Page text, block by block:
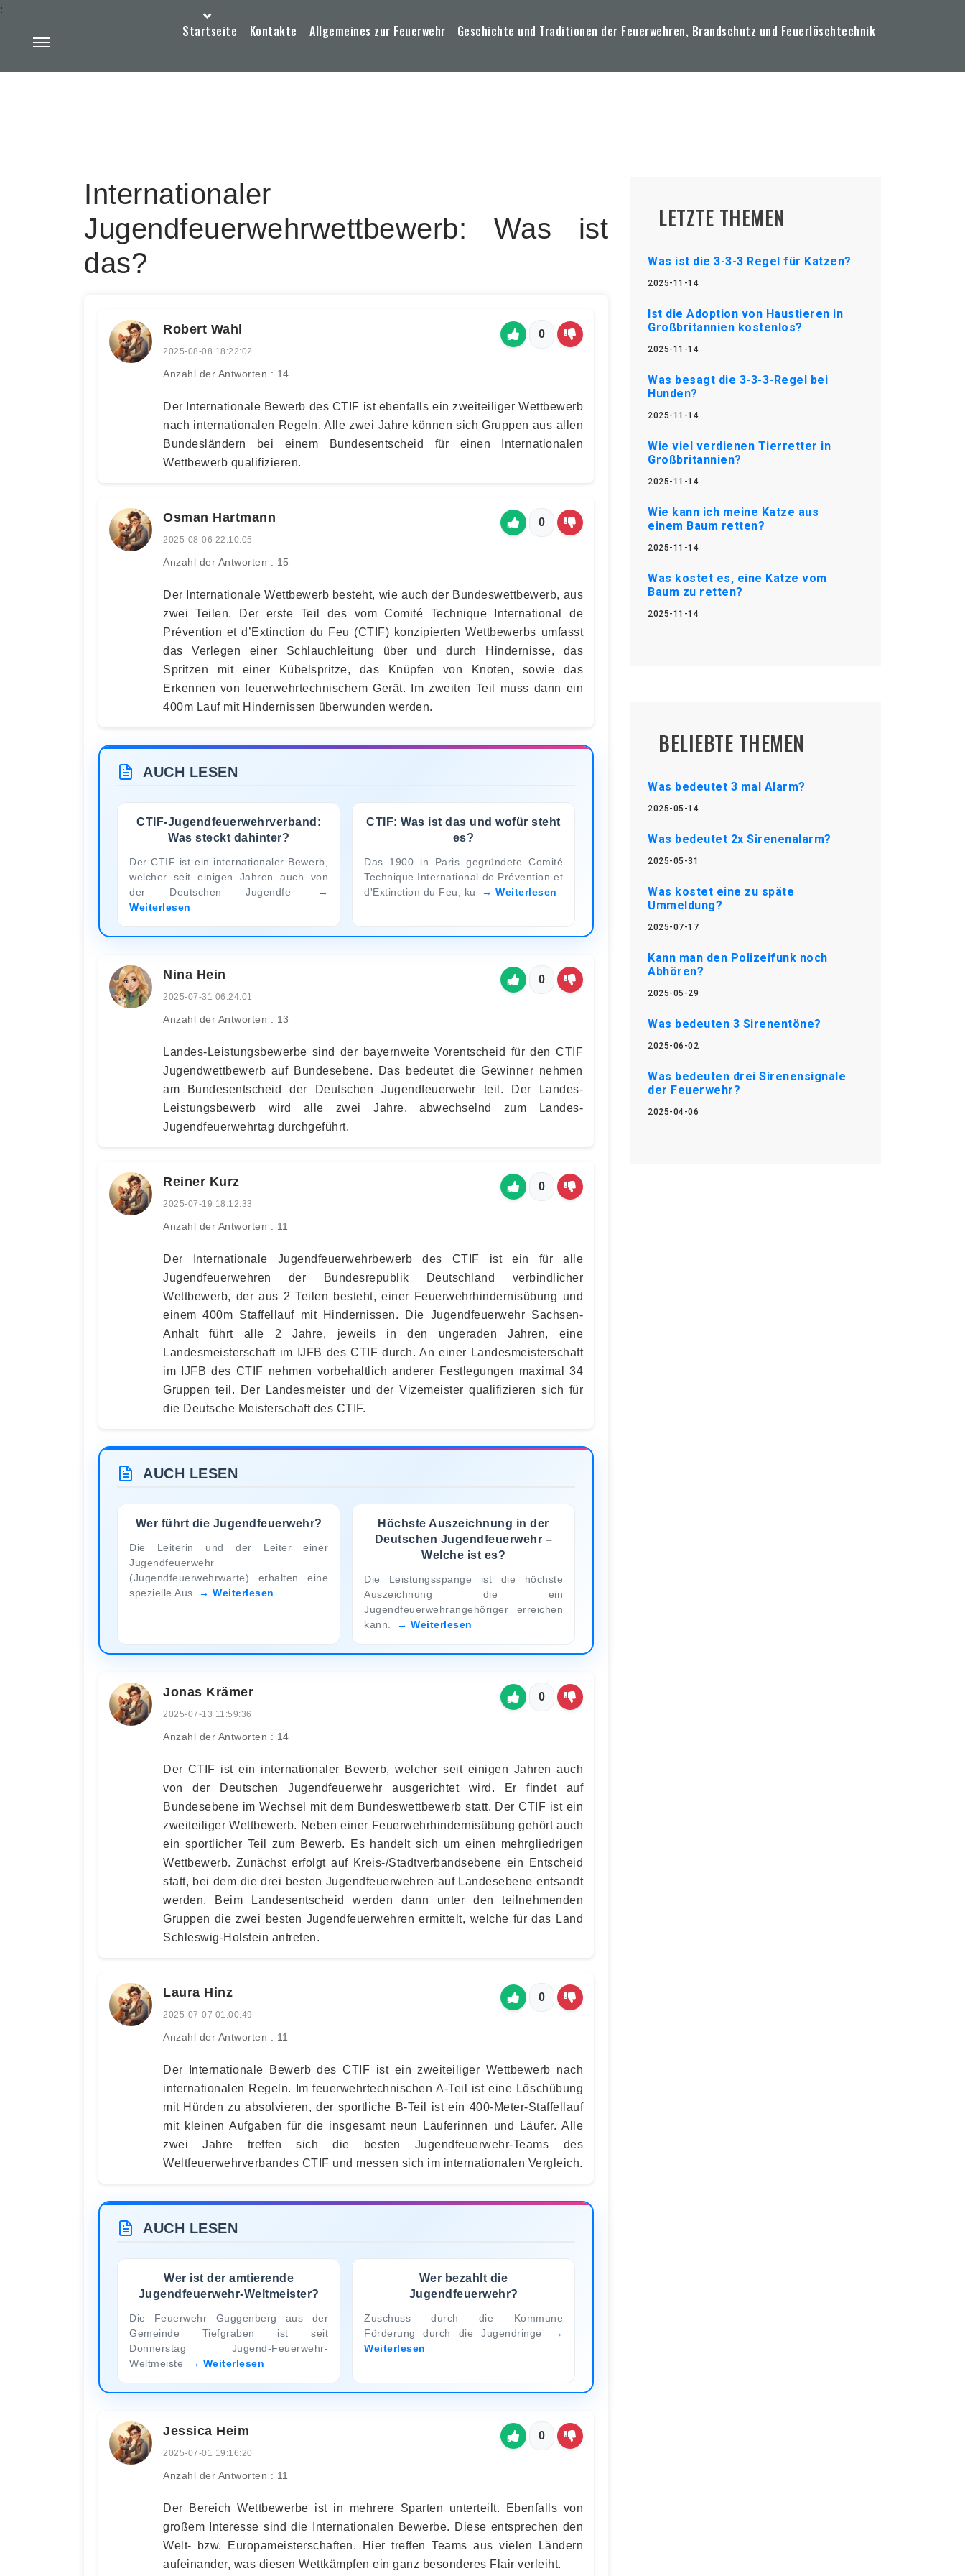
Startseite Kontakte Allgemeines zur Feuerwehr Geschichte und Traditionen der Feuerwehren, Brandschutz und Feuerlöschtechnik
:
Internationaler
Jugendfeuerwehrwettbewerb: Was ist
das?
Robert Wahl
2025-08-08 18:22:02
Anzahl der Antworten : 14
0
Der Internationale Bewerb des CTIF ist ebenfalls ein zweiteiliger Wettbewerb
nach internationalen Regeln. Alle zwei Jahre können sich Gruppen aus allen
Bundesländern bei einem Bundesentscheid für einen Internationalen
Wettbewerb qualifizieren.
Osman Hartmann
2025-08-06 22:10:05
Anzahl der Antworten : 15
0
Der Internationale Wettbewerb besteht, wie auch der Bundeswettbewerb, aus
zwei Teilen. Der erste Teil des vom Comité Technique International de
Prévention et d’Extinction du Feu (CTIF) konzipierten Wettbewerbs umfasst
das Verlegen einer Schlauchleitung über und durch Hindernisse, das
Spritzen mit einer Kübelspritze, das Knüpfen von Knoten, sowie das
Erkennen von feuerwehrtechnischem Gerät. Im zweiten Teil muss dann ein
400m Lauf mit Hindernissen überwunden werden.
AUCH LESEN
CTIF-Jugendfeuerwehrverband:
Was steckt dahinter?
Der CTIF ist ein internationaler Bewerb,
welcher seit einigen Jahren auch von
der Deutschen Jugendfe
Weiterlesen
CTIF: Was ist das und wofür steht
es?
Das 1900 in Paris gegründete Comité
Technique International de Prévention et
d'Extinction du Feu, ku
Weiterlesen
Nina Hein
2025-07-31 06:24:01
Anzahl der Antworten : 13
0
Landes-Leistungsbewerbe sind der bayernweite Vorentscheid für den CTIF
Jugendwettbewerb auf Bundesebene. Das bedeutet die Gewinner nehmen
am Bundesentscheid der Deutschen Jugendfeuerwehr teil. Der Landes-
Leistungsbewerb wird alle zwei Jahre, abwechselnd zum Landes-
Jugendfeuerwehrtag durchgeführt.
Reiner Kurz
2025-07-19 18:12:33
Anzahl der Antworten : 11
0
Der Internationale Jugendfeuerwehrbewerb des CTIF ist ein für alle
Jugendfeuerwehren der Bundesrepublik Deutschland verbindlicher
Wettbewerb, der aus 2 Teilen besteht, einer Feuerwehrhindernisübung und
einem 400m Staffellauf mit Hindernissen. Die Jugendfeuerwehr Sachsen-
Anhalt führt alle 2 Jahre, jeweils in den ungeraden Jahren, eine
Landesmeisterschaft im IJFB des CTIF durch. An einer Landesmeisterschaft
im IJFB des CTIF nehmen vorbehaltlich anderer Festlegungen maximal 34
Gruppen teil. Der Landesmeister und der Vizemeister qualifizieren sich für
die Deutsche Meisterschaft des CTIF.
AUCH LESEN
Wer führt die Jugendfeuerwehr?
Die Leiterin und der Leiter einer
Jugendfeuerwehr
(Jugendfeuerwehrwarte) erhalten eine
spezielle Aus
Weiterlesen
Höchste Auszeichnung in der
Deutschen Jugendfeuerwehr –
Welche ist es?
Die Leistungsspange ist die höchste
Auszeichnung die ein
Jugendfeuerwehrangehöriger erreichen
kann.
Weiterlesen
Jonas Krämer
2025-07-13 11:59:36
Anzahl der Antworten : 14
0
Der CTIF ist ein internationaler Bewerb, welcher seit einigen Jahren auch
von der Deutschen Jugendfeuerwehr ausgerichtet wird. Er findet auf
Bundesebene im Wechsel mit dem Bundeswettbewerb statt. Der CTIF ist ein
zweiteiliger Wettbewerb. Neben einer Feuerwehrhindernisübung gehört auch
ein sportlicher Teil zum Bewerb. Es handelt sich um einen mehrgliedrigen
Wettbewerb. Zunächst erfolgt auf Kreis-/Stadtverbandsebene ein Entscheid
statt, bei dem die drei besten Jugendfeuerwehren auf Landesebene entsandt
werden. Beim Landesentscheid werden dann unter den teilnehmenden
Gruppen die zwei besten Jugendfeuerwehren ermittelt, welche für das Land
Schleswig-Holstein antreten.
Laura Hinz
2025-07-07 01:00:49
Anzahl der Antworten : 11
0
Der Internationale Bewerb des CTIF ist ein zweiteiliger Wettbewerb nach
internationalen Regeln. Im feuerwehrtechnischen A-Teil ist eine Löschübung
mit Hürden zu absolvieren, der sportliche B-Teil ist ein 400-Meter-Staffellauf
mit kleinen Aufgaben für die insgesamt neun Läuferinnen und Läufer. Alle
zwei Jahre treffen sich die besten Jugendfeuerwehr-Teams des
Weltfeuerwehrverbandes CTIF und messen sich im internationalen Vergleich.
AUCH LESEN
Wer ist der amtierende
Jugendfeuerwehr-Weltmeister?
Die Feuerwehr Guggenberg aus der
Gemeinde Tiefgraben ist seit
Donnerstag Jugend-Feuerwehr-
Weltmeiste
Weiterlesen
Wer bezahlt die
Jugendfeuerwehr?
Zuschuss durch die Kommune
Förderung durch die Jugendringe
Weiterlesen
Jessica Heim
2025-07-01 19:16:20
Anzahl der Antworten : 11
0
Der Bereich Wettbewerbe ist in mehrere Sparten unterteilt. Ebenfalls von
großem Interesse sind die Internationalen Bewerbe. Diese entsprechen den
Welt- bzw. Europameisterschaften. Hier treffen Teams aus vielen Ländern
aufeinander, was diesen Wettkämpfen ein ganz besonderes Flair verleiht.
LETZTE THEMEN
Was ist die 3-3-3 Regel für Katzen?
2025-11-14
Ist die Adoption von Haustieren in
Großbritannien kostenlos?
2025-11-14
Was besagt die 3-3-3-Regel bei
Hunden?
2025-11-14
Wie viel verdienen Tierretter in
Großbritannien?
2025-11-14
Wie kann ich meine Katze aus
einem Baum retten?
2025-11-14
Was kostet es, eine Katze vom
Baum zu retten?
2025-11-14
BELIEBTE THEMEN
Was bedeutet 3 mal Alarm?
2025-05-14
Was bedeutet 2x Sirenenalarm?
2025-05-31
Was kostet eine zu späte
Ummeldung?
2025-07-17
Kann man den Polizeifunk noch
Abhören?
2025-05-29
Was bedeuten 3 Sirenentöne?
2025-06-02
Was bedeuten drei Sirenensignale
der Feuerwehr?
2025-04-06